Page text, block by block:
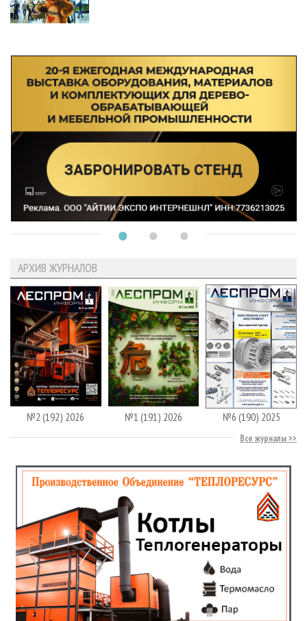
АРХИВ ЖУРНАЛОВ
№2 (192) 2026 №1 (191) 2026 №6 (190) 2025
Все журналы